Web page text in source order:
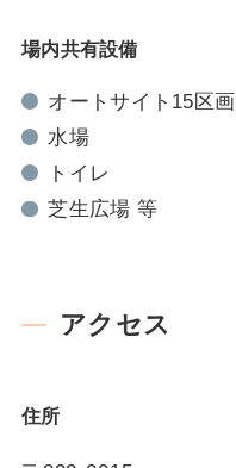
場内共有設備
オートサイト15区画
水場
トイレ
芝生広場 等
アクセス
住所